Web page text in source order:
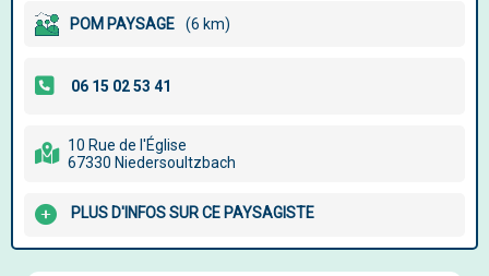
POM PAYSAGE (6 km)
10 Rue de l'Église
67330 Niedersoultzbach
PLUS D'INFOS SUR CE PAYSAGISTE